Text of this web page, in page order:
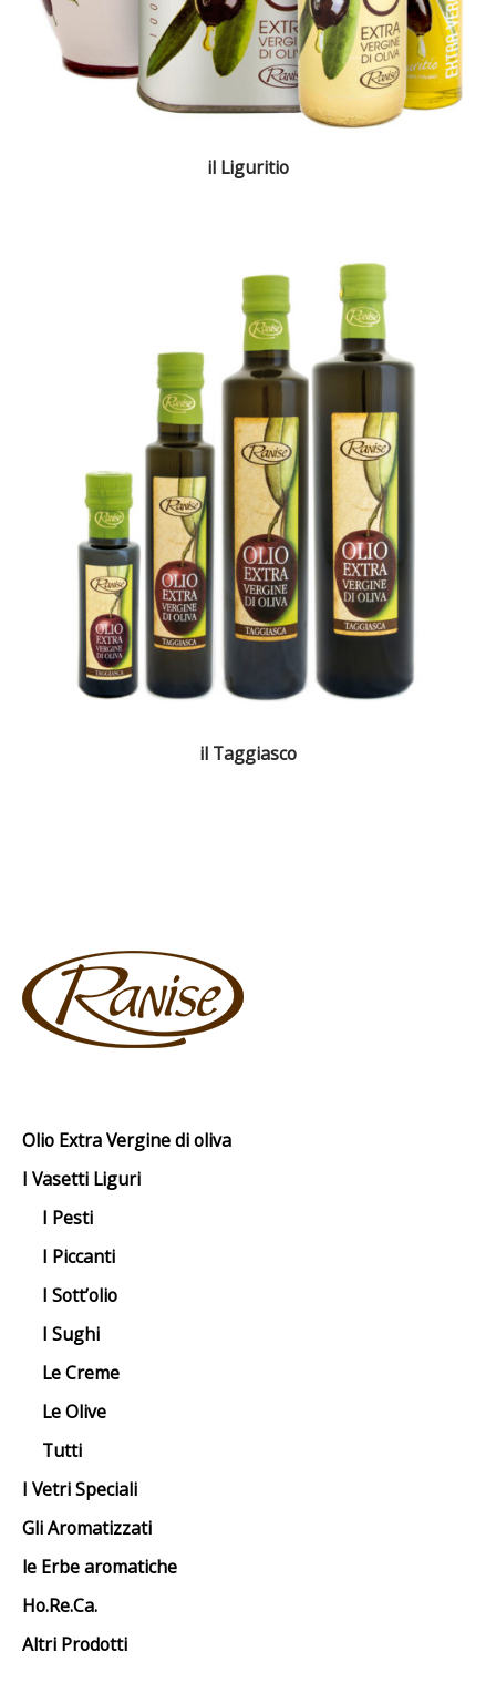
il Liguritio
il Taggiasco
Olio Extra Vergine di oliva
I Vasetti Liguri
I Pesti
I Piccanti
I Sott’olio
I Sughi
Le Creme
Le Olive
Tutti
I Vetri Speciali
Gli Aromatizzati
le Erbe aromatiche
Ho.Re.Ca.
Altri Prodotti